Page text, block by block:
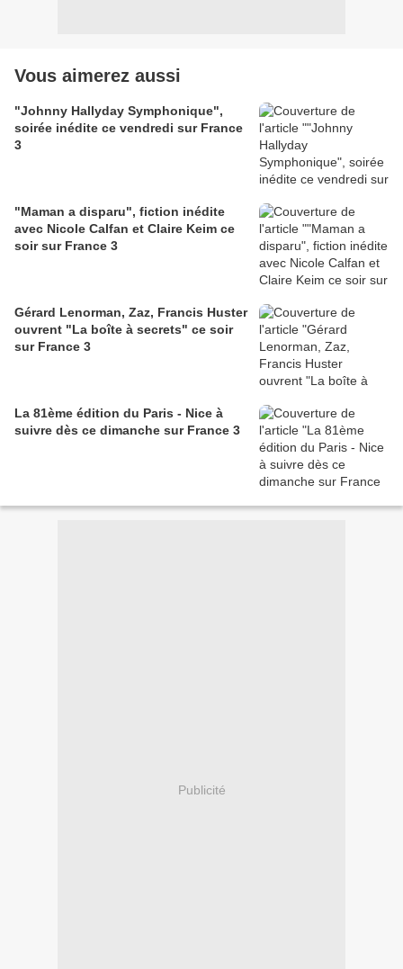
Vous aimerez aussi
"Johnny Hallyday Symphonique",
soirée inédite ce vendredi sur France
3
"Maman a disparu", fiction inédite
avec Nicole Calfan et Claire Keim ce
soir sur France 3
Gérard Lenorman, Zaz, Francis Huster
ouvrent "La boîte à secrets" ce soir
sur France 3
La 81ème édition du Paris - Nice à
suivre dès ce dimanche sur France 3
Publicité